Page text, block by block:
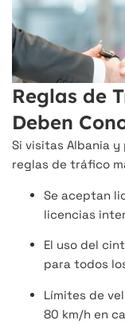
Reglas de
Deben
Si visitas Albania
reglas de tráfico
Se aceptan
licencias
El uso del
para todos
Límites de
80 km/h en